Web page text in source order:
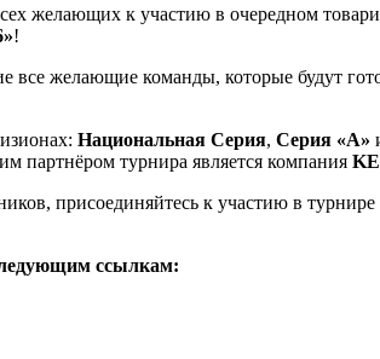
желающих к участию в очередном
!
все желающие команды, которые будут
Национальная Серия, Серия «А»
партнёром турнира является компания
присоединяйтесь к участию в турнире
ссылкам: